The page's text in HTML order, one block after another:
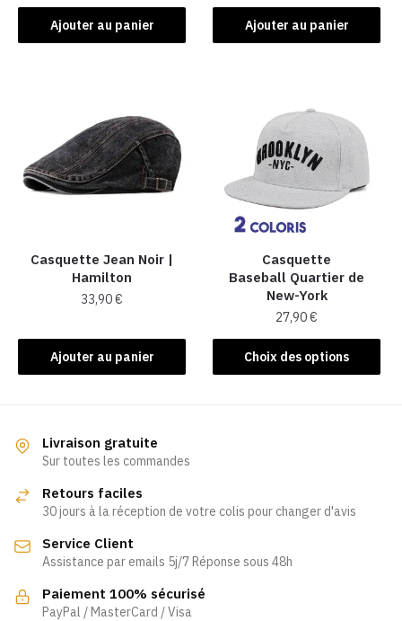
Ajouter au panier Ajouter au panier
Casquette Jean Noir​ |
Hamilton
33,90€
Ajouter au panier
Casquette
Baseball Quartier de
New-York
27,90€
Choix des options
Ce
produit
peuvent
être
Livraison gratuite
Sur toutes les commandes
Retours faciles
30 jours à la réception de votre colis pour changer d'avis
Service Client
Assistance par emails 5j/7 Réponse sous 48h
Paiement 100% sécurisé
PayPal / MasterCard / Visa